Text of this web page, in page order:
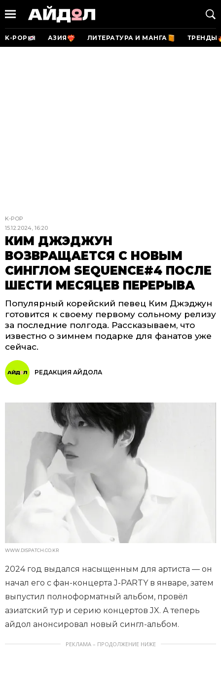
K-POP АЗИЯ ЛИТЕРАТУРА И МАНГА ТРЕНДЫ
K-POP
15.12.2024, 16:20
КИМ ДЖЭДЖУН
ВОЗВРАЩАЕТСЯ С НОВЫМ
СИНГЛОМ SEQUENCE#4 ПОСЛЕ
ШЕСТИ МЕСЯЦЕВ ПЕРЕРЫВА
Популярный корейский певец Ким Джэджун
готовится к своему первому сольному релизу
за последние полгода. Рассказываем, что
известно о зимнем подарке для фанатов уже
сейчас.
РЕДАКЦИЯ АЙДОЛА
WWW.DISPATCH.CO.KR
2024 год выдался насыщенным для артиста — он
начал его с фан-концерта J-PARTY в январе, затем
выпустил полноформатный альбом, провёл
азиатский тур и серию концертов JX. А теперь
айдол анонсировал новый сингл-альбом.
РЕКЛАМА – ПРОДОЛЖЕНИЕ НИЖЕ